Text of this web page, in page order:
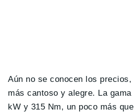
Aún no se conocen los
más cantoso y alegre. La
kW y 315 Nm, un poco más